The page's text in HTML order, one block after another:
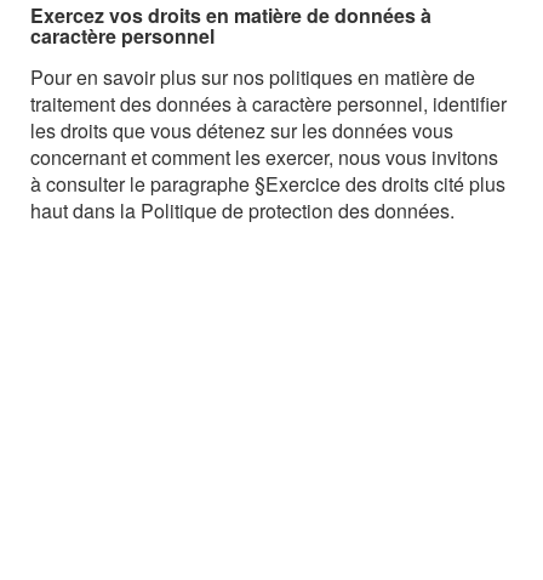
Exercez vos droits en matière de données à
caractère personnel
Pour en savoir plus sur nos politiques en matière de
traitement des données à caractère personnel, identifier
les droits que vous détenez sur les données vous
concernant et comment les exercer, nous vous invitons
à consulter le paragraphe §Exercice des droits cité plus
haut dans la Politique de protection des données.